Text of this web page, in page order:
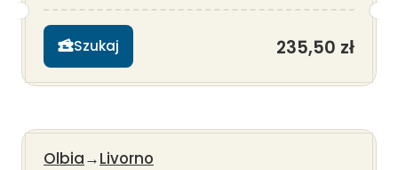
Szukaj 235,50 zł
Olbia→Livorno